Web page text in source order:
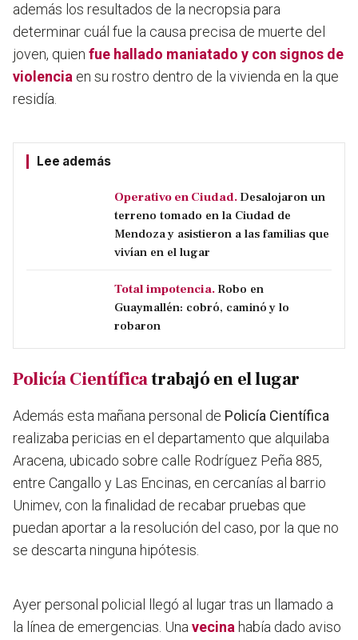
además los resultados de la necropsia para
determinar cuál fue la causa precisa de muerte del
joven, quien fue hallado maniatado y con signos de
violencia en su rostro dentro de la vivienda en la que
residía.
Lee además
Operativo en Ciudad. Desalojaron un
terreno tomado en la Ciudad de
Mendoza y asistieron a las familias que
vivían en el lugar
Total impotencia. Robo en
Guaymallén: cobró, caminó y lo
robaron
Policía Científicatrabajó en el lugar
Además esta mañana personal de Policía Científica
realizaba pericias en el departamento que alquilaba
Aracena, ubicado sobre calle Rodríguez Peña 885,
entre Cangallo y Las Encinas, en cercanías al barrio
Unimev, con la finalidad de recabar pruebas que
puedan aportar a la resolución del caso, por la que no
se descarta ninguna hipótesis.
Ayer personal policial llegó al lugar tras un llamado a
la línea de emergencias. Una vecina había dado aviso